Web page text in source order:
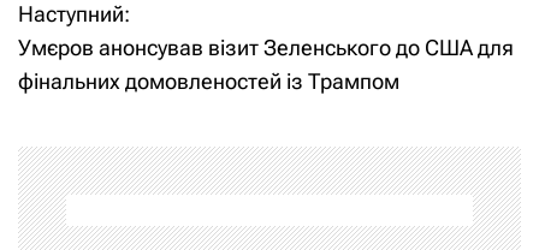
в
і
а
ц
Наступний:
Умєров анонсував візит Зеленського до США для
фінальних домовленостей із Трампом